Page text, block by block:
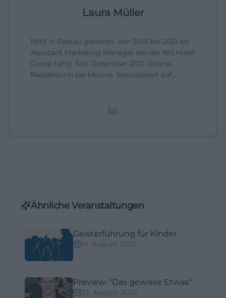
Laura Müller
1999 in Passau geboren. Von 2019 bis 2021 als
Assistant Marketing Manager bei der NH Hotel
Group tätig. Seit Dezember 2021 Online-
Redakteurin bei Moxios. Spezialisiert auf
Ähnliche Veranstaltungen
Geisterführung für Kinder
14. August 2026
Preview: "Das gewisse Etwas"
23. August 2026